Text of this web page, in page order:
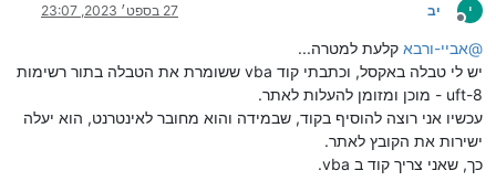
י
מנותק
יב 27 בספט׳ 2023, 23:07
@אביי-ורבא קלעת למטרה...
יש לי טבלה באקסל, וכתבתי קוד vba ששומרת את הטבלה בתור רשימות
uft-8 - מוכן ומזומן להעלות לאתר.
עכשיו אני רוצה להוסיף בקוד, שבמידה והוא מחובר לאינטרנט, הוא יעלה
ישירות את הקובץ לאתר.
כך, שאני צריך קוד ב vba.